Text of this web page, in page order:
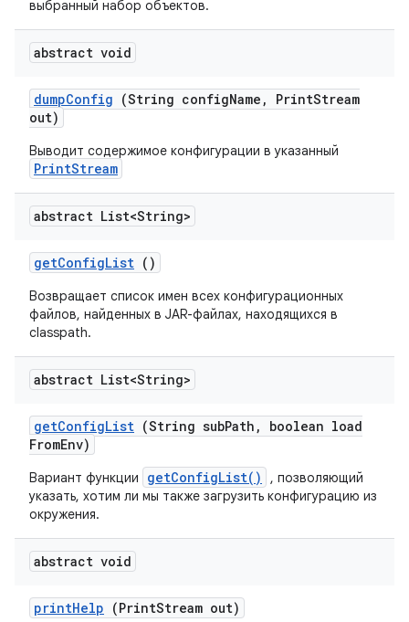
выбранный набор объектов.
abstract void
dumpConfig (String configName , PrintStream
out)
Выводит содержимое конфигурации в указанный
PrintStream
abstract List<String>
getConfigList ()
Возвращает список имен всех конфигурационных
файлов, найденных в JAR-файлах, находящихся в
classpath.
abstract List<String>
getConfigList (String subPath ,
boolean load
FromEnv)
Вариант функции getConfigList()
, позволяющий
указать, хотим ли мы также загрузить конфигурацию из
окружения.
abstract void
printHelp (PrintStream out)